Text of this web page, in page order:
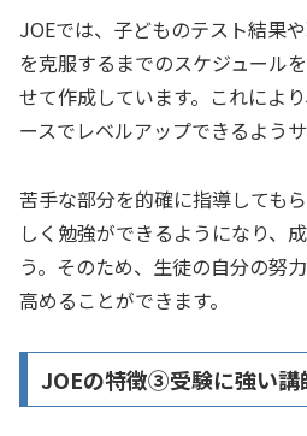
JOEでは、子どものテスト結果
を克服するまでのスケジュール
せて作成しています。これによ
ースでレベルアップできるよう
苦手な部分を的確に指導しても
しく勉強ができるようになり、
う。そのため、生徒の自分の努
高めることができます。
JOEの特徴➂受験に強い講